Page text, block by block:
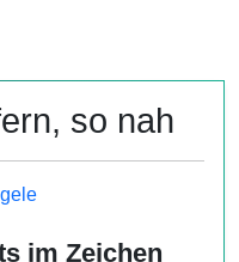
so nah
im Zeichen